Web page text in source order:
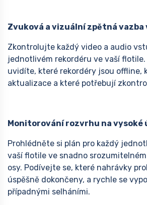
Zvuková a vizuální zpětná vazba
Zkontrolujte každý video a audio
jednotlivém rekordéru ve vaší flotile.
uvidíte, které rekordéry jsou offline,
aktualizace a které potřebují
Monitorování rozvrhu na vysoké
Prohlédněte si plán pro každý
vaší flotile ve snadno
osy. Podívejte se, které nahrávky
úspěšně dokončeny, a rychle se
případnými selháními.